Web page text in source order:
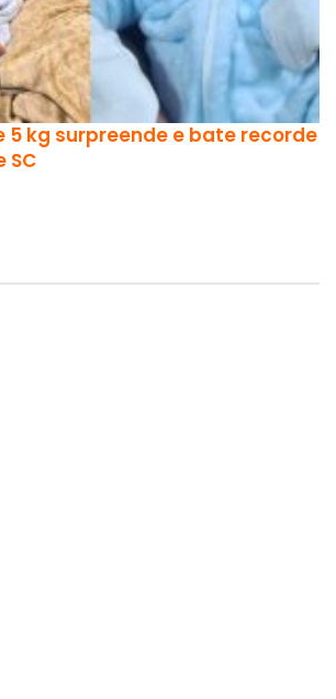
5 kg surpreende e bate recorde
SC